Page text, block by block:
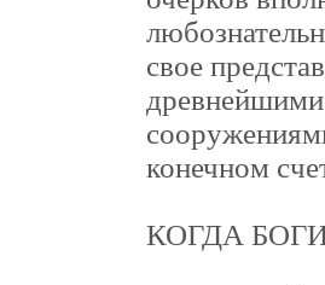
свое
конечном
КОГДА